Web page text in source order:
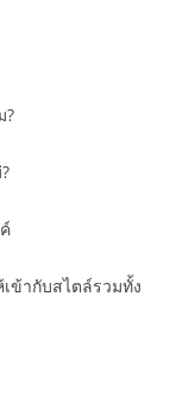
?
ข้ากับสไตล์รวมทั้ง